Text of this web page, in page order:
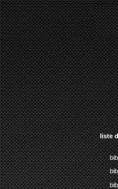
liste